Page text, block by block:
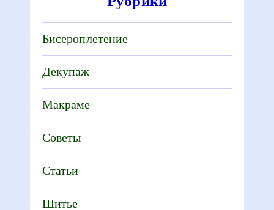
Бисероплетение
Декупаж
Макраме
Советы
Статьи
Шитье